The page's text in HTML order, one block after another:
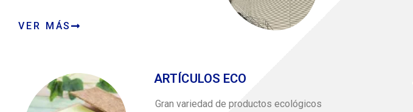
VER MÁS
ARTÍCULOS ECO
Gran variedad de productos ecológicos